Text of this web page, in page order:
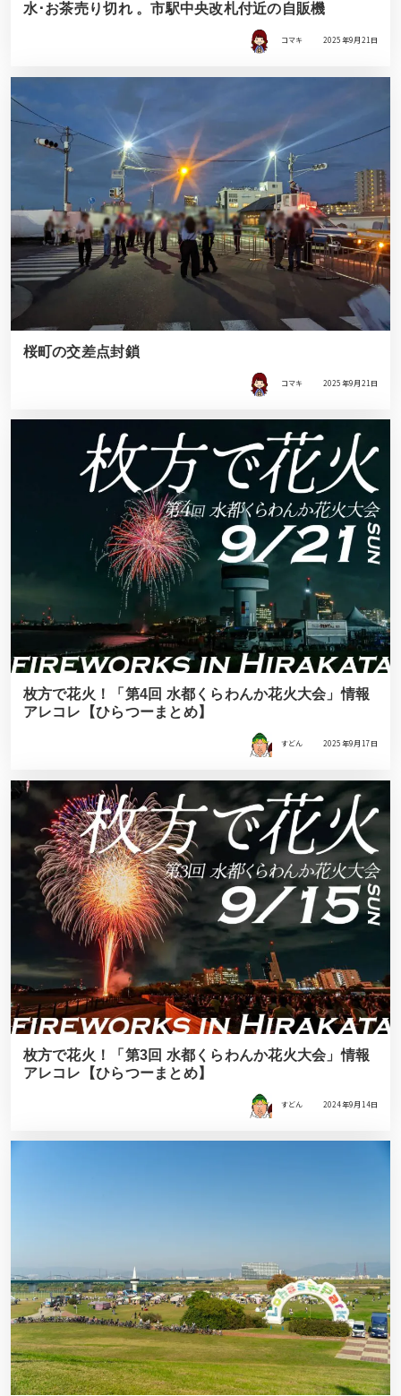
水･お茶売り切れ 。市駅中央改札付近の自販機
コマキ 2025年9月21日
桜町の交差点封鎖
コマキ 2025年9月21日
枚方で花火！「第4回 水都くらわんか花火大会」情報
アレコレ【ひらつーまとめ】
すどん 2025年9月17日
枚方で花火！「第3回 水都くらわんか花火大会」情報
アレコレ【ひらつーまとめ】
すどん 2024年9月14日